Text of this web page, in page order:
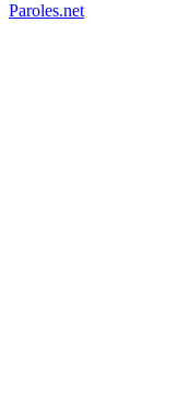
Paroles.net